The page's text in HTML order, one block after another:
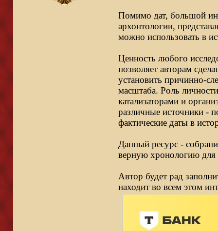
Помимо дат, большой
архонтологии,
можно использовать в
Ценность любого
позволяет авторам
установить причинно-
масштаба. Роль
катализаторами и
различные источники -
фактические даты в
Данный ресурс -
верную хронологию для
Автор будет рад
находит во всем этом